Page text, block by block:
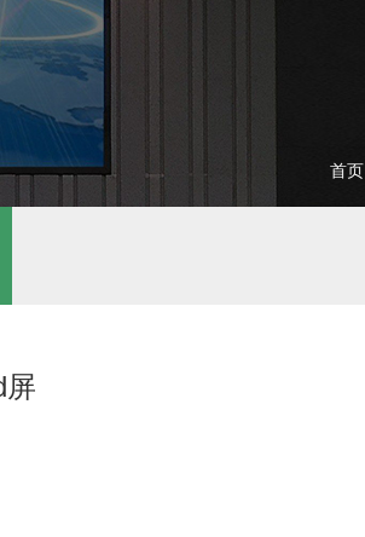
首页
屏